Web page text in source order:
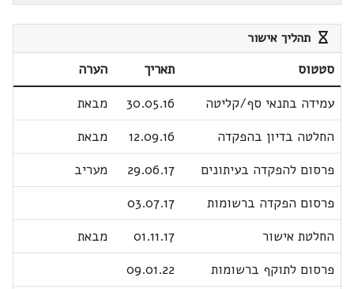
תהליך אישור
סטטוס תאריך
הערה
עמידה בתנאי סף/קליטה
30.05.16
מבאת
החלטה בדיון בהפקדה
12.09.16
מבאת
פרסום להפקדה בעיתונים
29.06.17
מעריב
פרסום הפקדה ברשומות
03.07.17
החלטת אישור
01.11.17
מבאת
פרסום לתוקף ברשומות
09.01.22